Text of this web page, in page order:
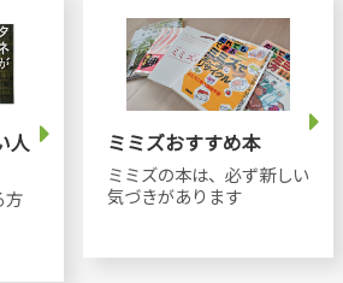
人
方
ミミズおすすめ本
ミミズの本は、必ず新しい
気づきがあります